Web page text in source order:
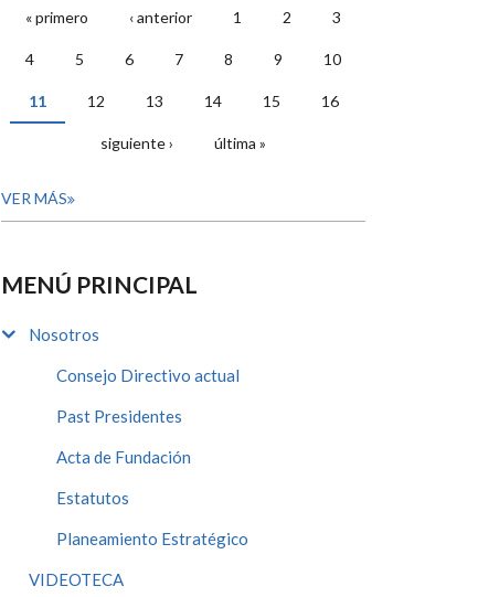
PÁGINAS
« primero ‹ anterior 1 2 3
4 5 6 7 8 9 10
11 12 13 14 15 16
siguiente › última »
VER MÁS
MENÚ PRINCIPAL
Nosotros
Consejo Directivo actual
Past Presidentes
Acta de Fundación
Estatutos
Planeamiento Estratégico
VIDEOTECA